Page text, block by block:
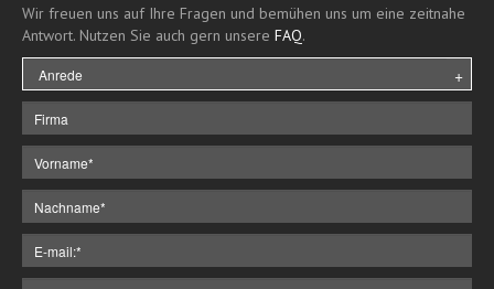
Wir freuen uns auf Ihre Fragen und bemühen uns um eine zeitnahe
Antwort. Nutzen Sie auch gern unsere FAQ.